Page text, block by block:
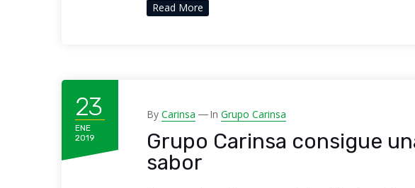
Read More
23
ENE
2019
By Carinsa In Grupo Carinsa
Grupo Carinsa consigue
sabor